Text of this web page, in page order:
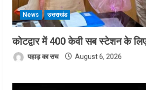
News उत्तराखंड
कोटद्वार में 400 केवी सब स्टेशन के
पहाड़ का सच August 6, 2026